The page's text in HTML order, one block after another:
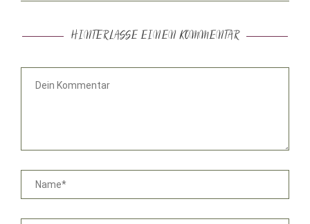
HINTERLASSE EINEN KOMMENTAR